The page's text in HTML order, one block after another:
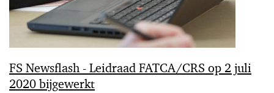
FS Newsflash - Leidraad FATCA/CRS op 2 juli
2020 bijgewerkt